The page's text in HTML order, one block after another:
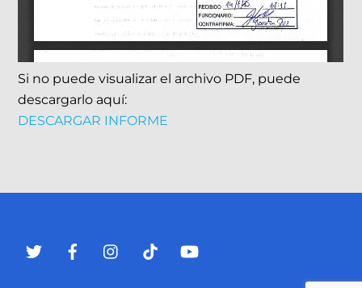
Si no puede visualizar el archivo PDF, puede
descargarlo aquí:
DESCARGAR INFORME